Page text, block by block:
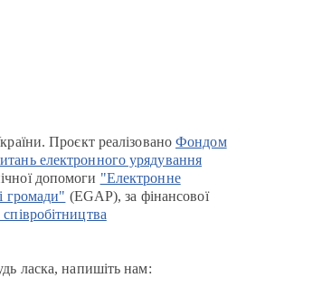
Проєкт реалізованоФондом
електронного урядування
допомоги "Електронне
громади" (EGAP), за фінансової
ласка, напишіть нам: